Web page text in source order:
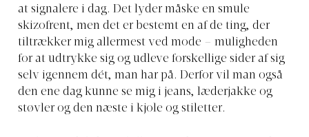
at signalere i dag. Det lyder måske en smule
skizofrent, men det er bestemt en af de ting, der
tiltrækker mig allermest ved mode – muligheden
for at udtrykke sig og udleve forskellige sider af sig
selv igennem dét, man har på. Derfor vil man også
den ene dag kunne se mig i jeans, læderjakke og
støvler og den næste i kjole og stiletter.